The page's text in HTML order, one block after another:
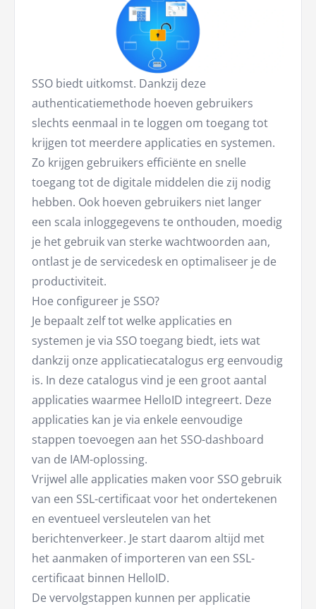
SSO biedt uitkomst. Dankzij deze
authenticatiemethode hoeven gebruikers
slechts eenmaal in te loggen om toegang tot
krijgen tot meerdere applicaties en systemen.
Zo krijgen gebruikers efficiënte en snelle
toegang tot de digitale middelen die zij nodig
hebben. Ook hoeven gebruikers niet langer
een scala inloggegevens te onthouden, moedig
je het gebruik van sterke wachtwoorden aan,
ontlast je de servicedesk en optimaliseer je de
productiviteit.
Hoe configureer je SSO?
Je bepaalt zelf tot welke applicaties en
systemen je via SSO toegang biedt, iets wat
dankzij onze applicatiecatalogus erg eenvoudig
is. In deze catalogus vind je een groot aantal
applicaties waarmee HelloID integreert. Deze
applicaties kan je via enkele eenvoudige
stappen toevoegen aan het SSO-dashboard
van de IAM-oplossing.
Vrijwel alle applicaties maken voor SSO gebruik
van een SSL-certificaat voor het ondertekenen
en eventueel versleutelen van het
berichtenverkeer. Je start daarom altijd met
het aanmaken of importeren van een SSL-
certificaat binnen HelloID.
De vervolgstappen kunnen per applicatie